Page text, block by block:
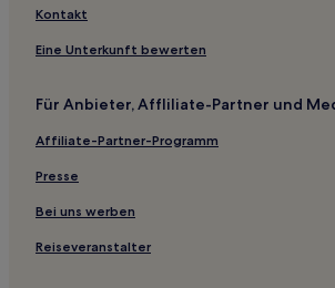
Lot: Hotels
Oudenaken: Hotels
Diegem: Hotels
Sint-Kwintens-Lennik: Hotels
Ferienwohnungen in Zaventem
Hotels mit Parkplatz in Strombeek-Bever
Hotels mit Parkplatz in Aalst
Kontakt
Eine Unterkunft bewerten
Für Anbieter, Affliliate-Partner und
Affiliate-Partner-Programm
Presse
Bei uns werben
Reiseveranstalter